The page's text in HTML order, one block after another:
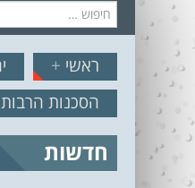
חיפוש
תפריט
דלג לתוכן
ראשי +
הסכנות
חדשות